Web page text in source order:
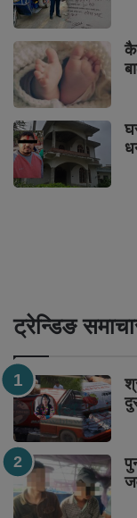
ट्रेन्डिङ